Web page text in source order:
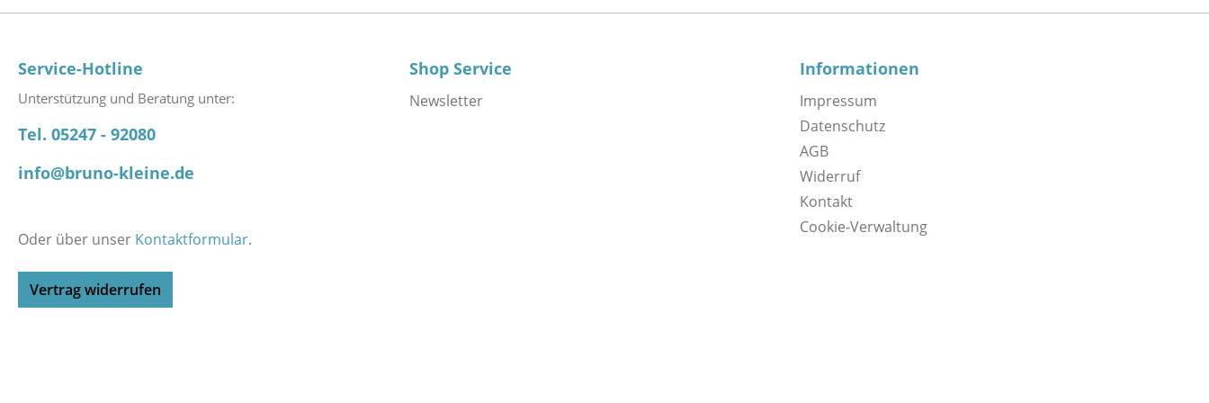
Service-Hotline
Unterstützung und Beratung unter:
Tel. 05247 - 92080
info@bruno-kleine.de
Oder über unser Kontaktformular.
Vertrag widerrufen
Shop Service
Newsletter
Informationen
Impressum
Datenschutz
AGB
Widerruf
Kontakt
Cookie-Verwaltung